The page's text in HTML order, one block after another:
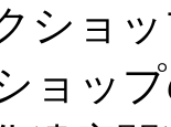
ショ
ョッ